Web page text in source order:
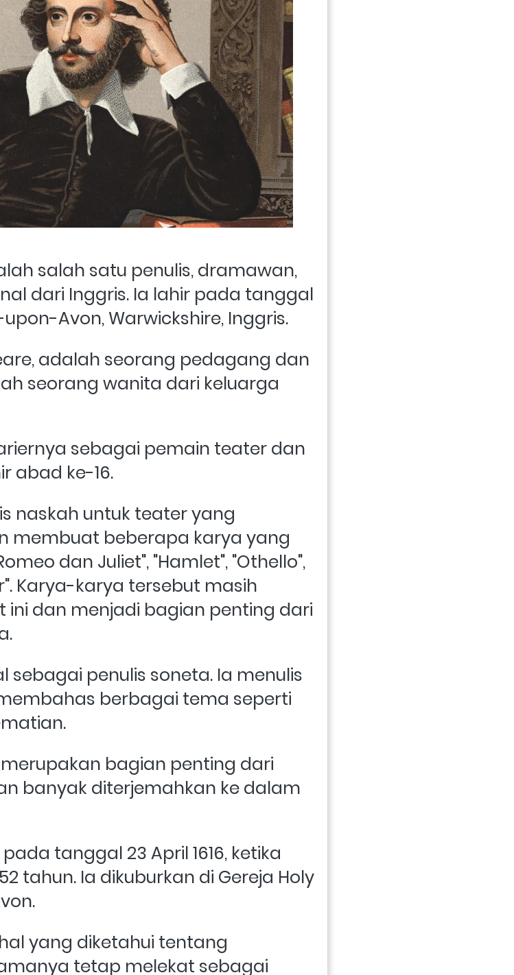
salah satu penulis, dramawan,
dari Inggris. Ia lahir pada tanggal
Avon, Warwickshire, Inggris.
adalah seorang pedagang dan
seorang wanita dari keluarga
sebagai pemain teater dan
abad ke-16.
naskah untuk teater yang
membuat beberapa karya yang
dan Juliet", "Hamlet", "Othello",
Karya-karya tersebut masih
dan menjadi bagian penting dari
sebagai penulis soneta. Ia menulis
berbagai tema seperti
bagian penting dari
banyak diterjemahkan ke dalam
tanggal 23 April 1616, ketika
tahun. Ia dikuburkan di Gereja Holy
yang diketahui tentang
tetap melekat sebagai